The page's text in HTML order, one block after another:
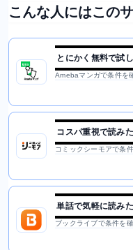
こんな人にはこの
とにかく無料で試
Amebaマンガで条件を
コスパ重視で読み
コミックシーモアで条件
単話で気軽に読み
ブックライブで条件を確